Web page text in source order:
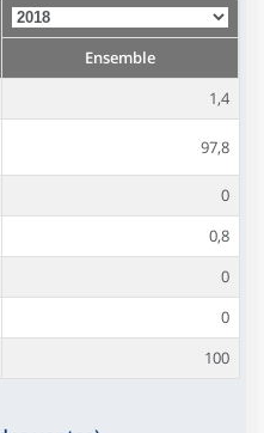
Ensemble
1,4
97,8
0
0,8
0
0
100